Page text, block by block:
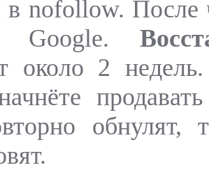
в nofollow. После
Google.
около 2